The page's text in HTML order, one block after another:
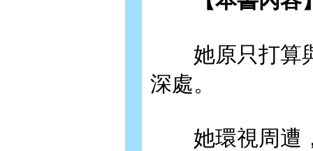
她原只打算與
深處。
她環視周遭，